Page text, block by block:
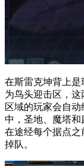
在斯雷克坤背上
为鸟头迎击区，
区域的玩家会自
中，圣地、魔塔和
在途经每个据点
掉队。